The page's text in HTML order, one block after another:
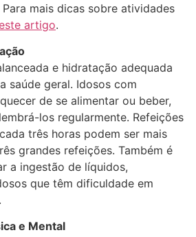
mais dicas sobre atividades
artigo.
e hidratação adequada
saúde geral. Idosos com
de se alimentar ou beber,
los regularmente. Refeições
três horas podem ser mais
grandes refeições. Também é
a ingestão de líquidos,
que têm dificuldade em
e Mental